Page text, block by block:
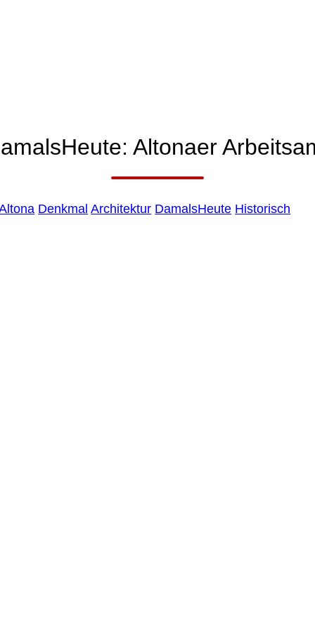
Altonaer
Denkmal Architektur DamalsHeute Historisch